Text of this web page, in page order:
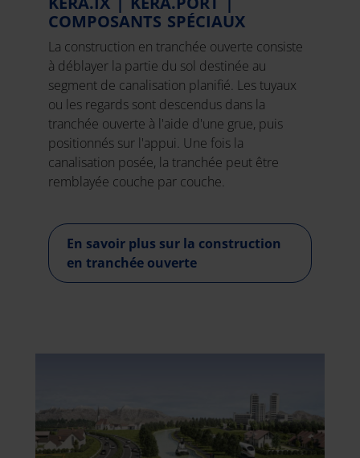
COMPOSANTS SPÉCIAUX
La construction en tranchée ouverte consiste
à déblayer la partie du sol destinée au
segment de canalisation planifié. Les tuyaux
ou les regards sont descendus dans la
tranchée ouverte à l'aide d'une grue, puis
positionnés sur l'appui. Une fois la
canalisation posée, la tranchée peut être
remblayée couche par couche.
En savoir plus sur la construction
en tranchée ouverte